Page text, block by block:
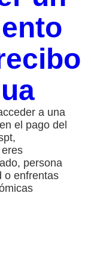
a una
el pago del
persona
o enfrentas